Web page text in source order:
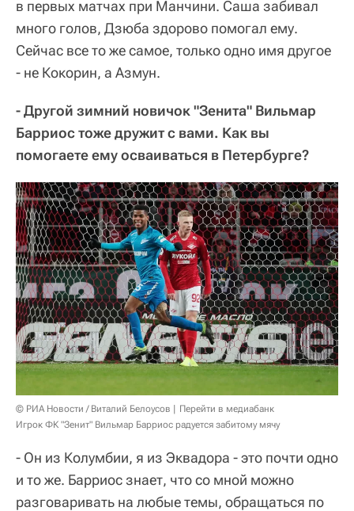
в первых матчах при Манчини. Саша забивал
много голов, Дзюба здорово помогал ему.
Сейчас все то же самое, только одно имя другое
- не Кокорин, а Азмун.
- Другой зимний новичок "Зенита" Вильмар
Барриос тоже дружит с вами. Как вы
помогаете ему осваиваться в Петербурге?
© РИА Новости / Виталий Белоусов
Перейти в медиабанк
Игрок ФК "Зенит" Вильмар Барриос радуется забитому мячу
- Он из Колумбии, я из Эквадора - это почти одно
и то же. Барриос знает, что со мной можно
разговаривать на любые темы, обращаться по